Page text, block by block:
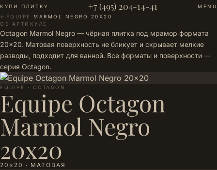
КУПИ ПЛИТКУ +7 (495) 204-14-41
MENU
← EQUIPE · MARMOL NEGRO 20X20
ОБ АРТИКУЛЕ
Octagon Marmol Negro — чёрная плитка под мрамор формата
20×20. Матовая поверхность не бликует и скрывает мелкие
разводы, подходит для ванной. Все форматы и поверхности —
серия Octagon.
EQUIPE · OCTAGON
Equipe Octagon
Marmol Negro
20x20
20×20 · МАТОВАЯ